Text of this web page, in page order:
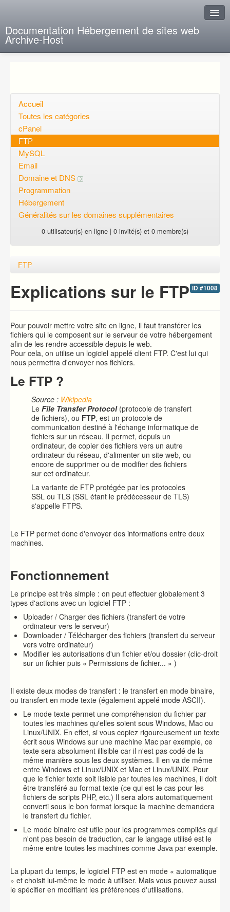
Documentation Hébergement de sites web
Archive-Host
Questions ouvertes
Voulez-vous vous inscrire?
Connexion
Accueil
Toutes les catégories
cPanel
FTP
MySQL
Email
Domaine et DNS
Programmation
Hébergement
Généralités sur les domaines supplémentaires
0 utilisateur(s) en ligne | 0 invité(s) et 0 membre(s)
FTP
ID #1008
Explications sur le FTP
Pour pouvoir mettre votre site en ligne, il faut transférer les
fichiers qui le composent sur le serveur de votre hébergement
afin de les rendre accessible depuis le web.
Pour cela, on utilise un logiciel appelé client FTP. C'est lui qui
nous permettra d'envoyer nos fichiers.
Le FTP ?
Source : Wikipedia
Le File Transfer Protocol(protocole de transfert
de fichiers), ou FTP, est un protocole de
communication destiné à l'échange informatique de
fichiers sur un réseau. Il permet, depuis un
ordinateur, de copier des fichiers vers un autre
ordinateur du réseau, d'alimenter un site web, ou
encore de supprimer ou de modifier des fichiers
sur cet ordinateur.
La variante de FTP protégée par les protocoles
SSL ou TLS (SSL étant le prédécesseur de TLS)
s'appelle FTPS.
Le FTP permet donc d'envoyer des informations entre deux
machines.
Fonctionnement
Le principe est très simple : on peut effectuer globalement 3
types d'actions avec un logiciel FTP :
Uploader / Charger des fichiers (transfert de votre
ordinateur vers le serveur)
Downloader / Télécharger des fichiers (transfert du serveur
vers votre ordinateur)
Modifier les autorisations d'un fichier et/ou dossier (clic-droit
sur un fichier puis « Permissions de fichier... » )
Il existe deux modes de transfert : le transfert en mode binaire,
ou transfert en mode texte (également appelé mode ASCII).
Le mode texte permet une compréhension du fichier par
toutes les machines qu'elles soient sous Windows, Mac ou
Linux/UNIX. En effet, si vous copiez rigoureusement un texte
écrit sous Windows sur une machine Mac par exemple, ce
texte sera absolument illisible car il n'est pas codé de la
même manière sous les deux systèmes. Il en va de même
entre Windows et Linux/UNIX et Mac et Linux/UNIX. Pour
que le fichier texte soit lisible par toutes les machines, il doit
être transféré au format texte (ce qui est le cas pour les
fichiers de scripts PHP, etc.) Il sera alors automatiquement
converti sous le bon format lorsque la machine demandera
le transfert du fichier.
Le mode binaire est utile pour les programmes compilés qui
n'ont pas besoin de traduction, car le langage utilisé est le
même entre toutes les machines comme Java par exemple.
La plupart du temps, le logiciel FTP est en mode « automatique
» et choisit lui-même le mode à utiliser. Mais vous pouvez aussi
le spécifier en modifiant les préférences d'utilisations.